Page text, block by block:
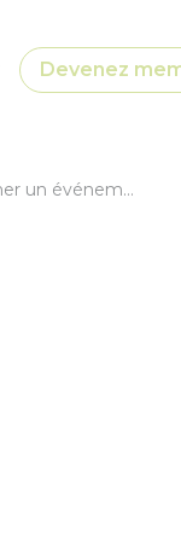
Devenez